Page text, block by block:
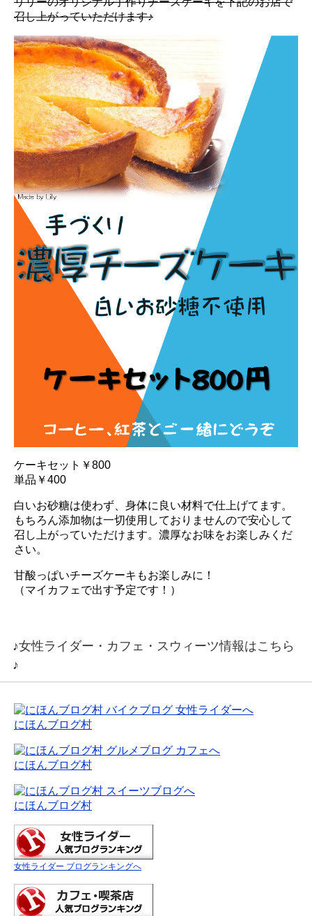
召し上がっていただけます♪
ケーキセット￥800
単品￥400
白いお砂糖は使わず、身体に良い材料で仕上げてます。
もちろん添加物は一切使用しておりませんので安心して
召し上がっていただけます。濃厚なお味をお楽しみくだ
さい。
甘酸っぱいチーズケーキもお楽しみに！
（マイカフェで出す予定です！）
♪女性ライダー・カフェ・スウィーツ情報はこちら
♪
にほんブログ村
にほんブログ村
にほんブログ村
女性ライダー ブログランキングへ